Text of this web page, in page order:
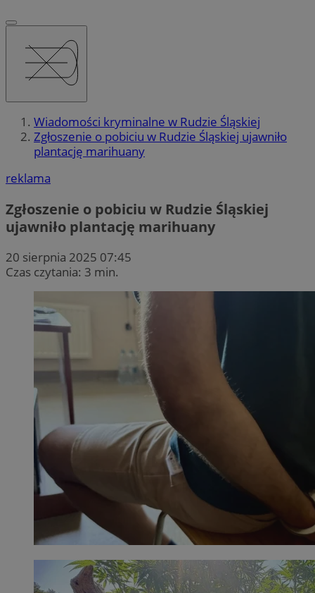
Wiadomości kryminalne w Rudzie Śląskiej
Zgłoszenie o pobiciu w Rudzie Śląskiej ujawniło
plantację marihuany
reklama
Zgłoszenie o pobiciu w Rudzie Śląskiej
ujawniło plantację marihuany
20 sierpnia 2025 07:45
Czas czytania: 3 min.